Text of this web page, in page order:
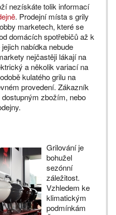
nezískáte tolik informací
. Prodejní místa s grily
marketech, které se
domácích spotřebičů až k
nabídka nebude
nejčastěji lákají na
a několik variací na
kulatého grilu na
provedení. Zákazník
zbožím, nebo
Grilování je
bohužel
sezónní
záležitost.
Vzhledem ke
klimatickým
podmínkám